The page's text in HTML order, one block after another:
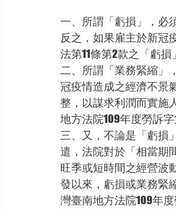
一、所謂「虧損」，必
反之，如果雇主於新冠
法第11條第2款之「虧
二、所謂「業務緊縮」
冠疫情造成之經濟不景
整，以謀求利潤而實施
地方法院109年度勞訴字
三、又，不論是「虧損
遣，法院對於「相當期
旺季或短時間之經營波
發以來，虧損或業務緊
灣臺南地方法院109年